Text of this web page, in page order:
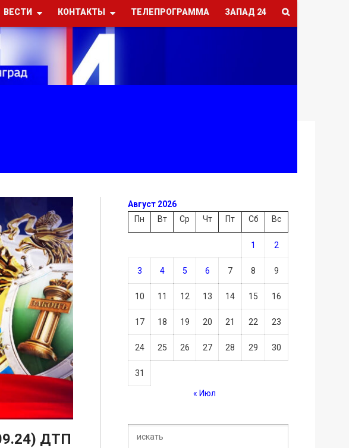
ВЕСТИ КОНТАКТЫ ТЕЛЕПРОГРАММА ЗАПАД 24
ДТП
Август 2026
Пн
Вт Ср Чт Пт Сб Вс
1 2
3 4 5 6 7 8 9
10 11 12 13 14 15 16
17 18 19 20 21 22 23
24 25 26 27 28 29 30
31
« Июл